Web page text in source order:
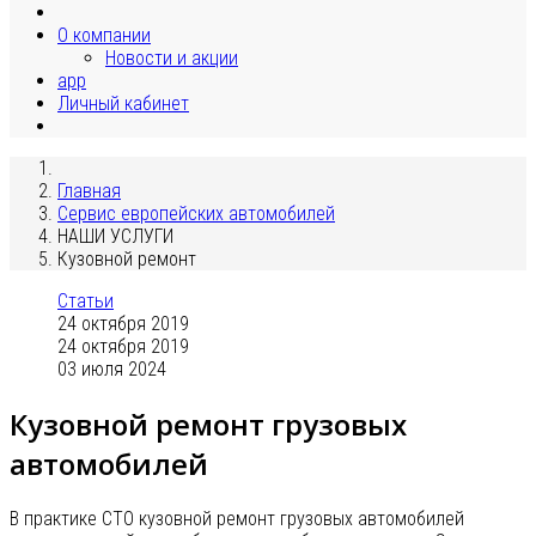
О компании
Новости и акции
app
Личный кабинет
Главная
Сервис европейских автомобилей
НАШИ УСЛУГИ
Кузовной ремонт
Статьи
24 октября 2019
24 октября 2019
03 июля 2024
Кузовной ремонт грузовых
автомобилей
В практике СТО кузовной ремонт грузовых автомобилей